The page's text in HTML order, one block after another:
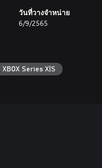
วันที่วางจำหน่าย
6/9/2565
XBOX Series X|S